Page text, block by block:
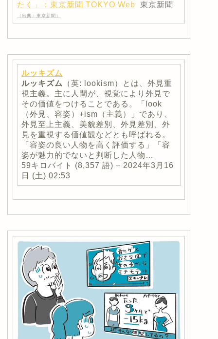
たく」：東京新聞 TOKYO Web
東京新聞
（出典：東京新聞）
ルッキズム
ルッキズム
（英: lookism）とは、外見重
視主義。主に人間が、視覚により外見で
その価値をつけることである。「look
（外見、容姿）+ism（主義）」であり、
外見至上主義、美貌差別、外見差別、外
見を重視する価値観などとも呼ばれる。
「容姿の良い人物を高く評価する」「容
姿が魅力的でないと判断した人物…
59キロバイト (8,357 語) – 2024年3月16
日 (土) 02:53